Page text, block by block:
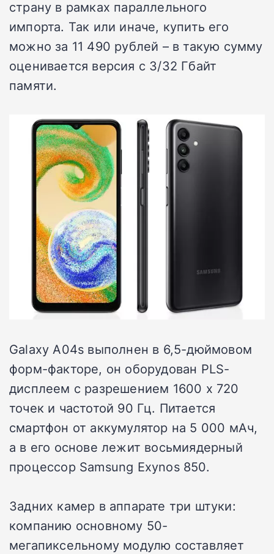
страну в рамках параллельного
импорта. Так или иначе, купить его
можно за 11 490 рублей – в такую сумму
оценивается версия с 3/32 Гбайт
памяти.
Galaxy A04s выполнен в 6,5-дюймовом
форм-факторе, он оборудован PLS-
дисплеем с разрешением 1600 х 720
точек и частотой 90 Гц. Питается
смартфон от аккумулятор на 5 000 мАч,
а в его основе лежит восьмиядерный
процессор Samsung Exynos 850.
Задних камер в аппарате три штуки:
компанию основному 50-
мегапиксельному модулю составляет